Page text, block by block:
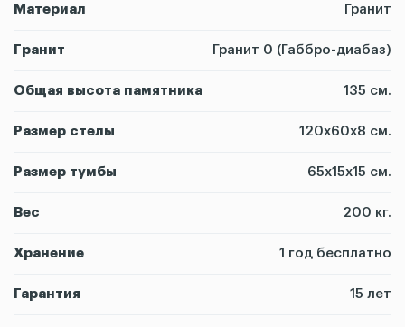
Материал Гранит
Гранит Гранит 0 (Габбро-диабаз)
Общая высота памятника 135 см.
Размер стелы 120х60х8 см.
Размер тумбы 65х15х15 см.
Вес 200 кг.
Хранение 1 год бесплатно
Гарантия 15 лет